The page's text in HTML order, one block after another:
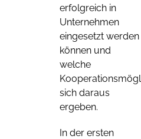
erfolgreich in
Unternehmen
eingesetzt werden
können und
welche
sich daraus
ergeben.
In der ersten